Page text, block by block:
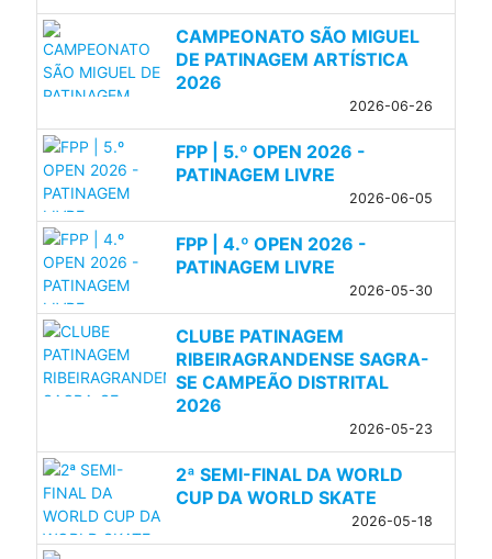
CAMPEONATO SÃO MIGUEL
DE PATINAGEM ARTÍSTICA
2026
2026-06-26
FPP | 5.º OPEN 2026 -
PATINAGEM LIVRE
2026-06-05
FPP | 4.º OPEN 2026 -
PATINAGEM LIVRE
2026-05-30
CLUBE PATINAGEM
RIBEIRAGRANDENSE SAGRA-
SE CAMPEÃO DISTRITAL
2026
2026-05-23
2ª SEMI-FINAL DA WORLD
CUP DA WORLD SKATE
2026-05-18